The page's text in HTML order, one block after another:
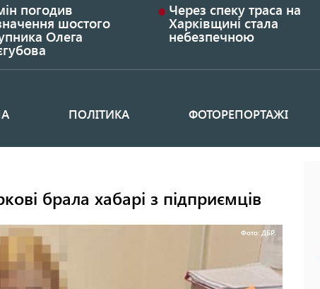
погодив
шостого
Олега
Через спеку траса на
Харківщині стала
небезпечною
ПОЛІТИКА ФОТОРЕПОРТАЖІ
брала хабарі з підприємців
Фото: ДБР.